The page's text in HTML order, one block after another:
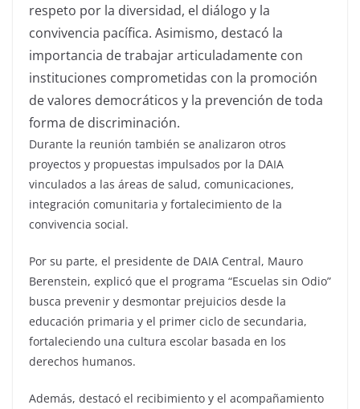
respeto por la diversidad, el diálogo y la
convivencia pacífica. Asimismo, destacó la
importancia de trabajar articuladamente con
instituciones comprometidas con la promoción
de valores democráticos y la prevención de toda
forma de discriminación.
Durante la reunión también se analizaron otros
proyectos y propuestas impulsados por la DAIA
vinculados a las áreas de salud, comunicaciones,
integración comunitaria y fortalecimiento de la
convivencia social.
Por su parte, el presidente de DAIA Central, Mauro
Berenstein, explicó que el programa “Escuelas sin Odio”
busca prevenir y desmontar prejuicios desde la
educación primaria y el primer ciclo de secundaria,
fortaleciendo una cultura escolar basada en los
derechos humanos.
Además, destacó el recibimiento y el acompañamiento